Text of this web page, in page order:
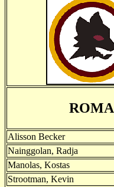
ROMA
Alisson Becker
Nainggolan, Radja
Manolas, Kostas
Strootman, Kevin